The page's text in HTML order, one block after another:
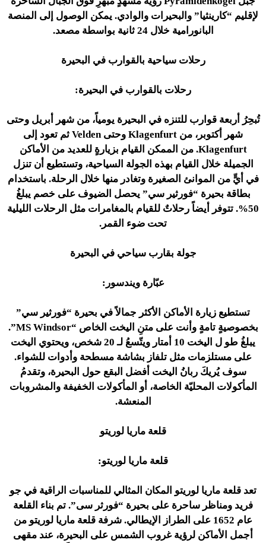
لإقليم “كارينثيا” والبحيرات والوادي. يمكن الوصول إلى المنصة
البانورامية خلال 24 ثانية بواسطة مصعد.
رحلات سياحية بالقوارب في البحيرة
رحلات بالقوارب في البحيرة:
تُبحِرُ أربعة قوارب للتنزه في البحيرة يومياً، من شهر أبريل وحتى
شهر أكتوبر، من Klagenfurt وحتى Velden ثم تعود إلى
Klagenfurt. من الممكن القيام بزيارةٍ للعديد من الأماكن
الجميلة خلال القيام بهذه الجولة السياحية، وتستطيع أن تنزل
في أيٍّ من الموانئ الصغيرة وتغادر منها خلال الرحلة. باستخدام
بطاقة بحيرة “فورثير سي” يحصل الضيوف على خصم يبلغُ
50%. تتوفر أيضاً رحلاتٌ للقيام بالمغامرات مثل الرحلات الليلية
تحت ضوء القمر.
جولة بقارب سياحي في البحيرة
عبّارة ويندسور:
تستطيع زيارة الأماكن الأكثر جمالاً في بحيرة “فورثير سي”
بخصوصيةٍ تامةٍ وأنت على متنِ اليخت الخاص “MS Windsor”.
يبلغُ طو ل اليخت 10 أمتار ويتّسعُ لـ 20 شخص، ويحتوي اليخت
على مستلزمات مثل تلفاز بشاشة مسطحة وأدوات للشواء.
سوف يُريكَ ربانُ اليخت أفضل البقع حول البحيرة، وتقدمُ
المأكولات المحليّة الخاصة، أو المأكولات الخفيفة والمشروبات
المنعشة.
قلعة ماريا لوريتو
قلعة ماريا لوريتو:
تعد قلعة ماريا لوريتو المكان المثالي للمناسبات الراقية في جو
فريد ومناظر ساحرة على بحيرة “فورثر سى”. تم بناء القلعة
عام 1652 على الطراز الإيطالي. شرفة قلعة ماريا لوريتو من
أجمل الأماكن لرؤية غروب الشمس على البحيرة، عند مقهى